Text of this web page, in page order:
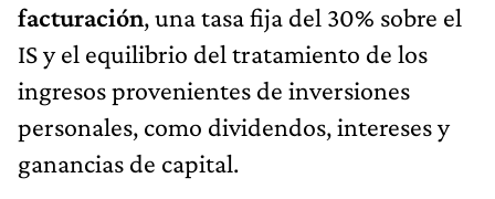
facturación, una tasa fija del 30% sobre el
IS y el equilibrio del tratamiento de los
ingresos provenientes de inversiones
personales, como dividendos, intereses y
ganancias de capital.